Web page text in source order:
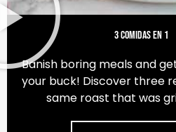
3 comidas en 1
Banish boring meals and
your buck! Discover three
same roast that was